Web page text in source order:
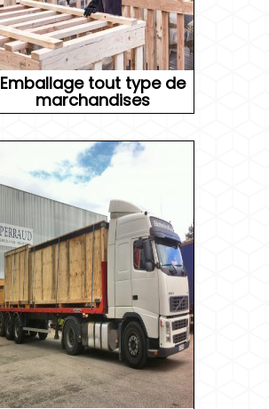
Emballage tout type de
marchandises